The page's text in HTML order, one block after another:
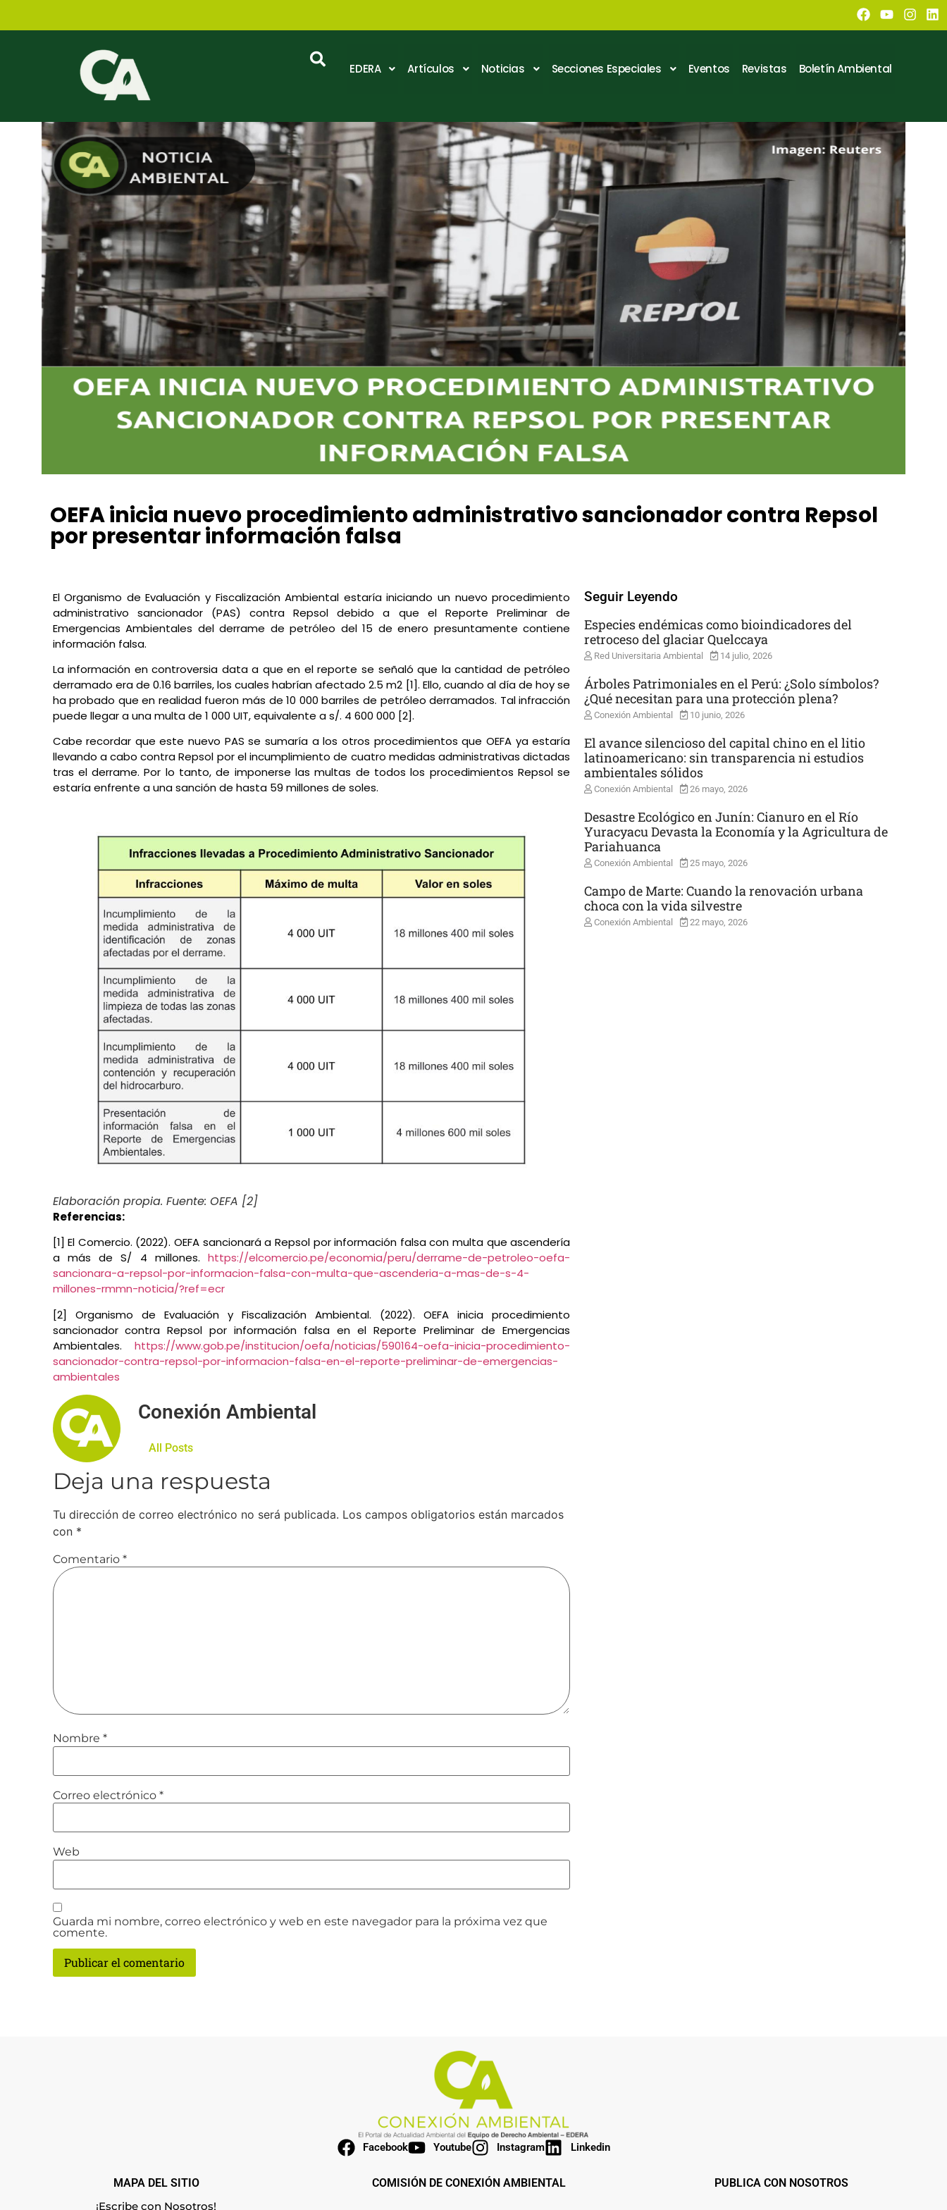
EDERA Artículos Noticias Secciones Especiales Eventos Revistas Boletín Ambiental
OEFA inicia nuevo procedimiento administrativo sancionador contra Repsol
por presentar información falsa
El Organismo de Evaluación y Fiscalización Ambiental estaría iniciando un nuevo procedimiento
administrativo sancionador (PAS) contra Repsol debido a que el Reporte Preliminar de
Emergencias Ambientales del derrame de petróleo del 15 de enero presuntamente contiene
información falsa.
La información en controversia data a que en el reporte se señaló que la cantidad de petróleo
derramado era de 0.16 barriles, los cuales habrían afectado 2.5 m2 [1]. Ello, cuando al día de hoy se
ha probado que en realidad fueron más de 10 000 barriles de petróleo derramados. Tal infracción
puede llegar a una multa de 1 000 UIT, equivalente a s/. 4 600 000 [2].
Cabe recordar que este nuevo PAS se sumaría a los otros procedimientos que OEFA ya estaría
llevando a cabo contra Repsol por el incumplimiento de cuatro medidas administrativas dictadas
tras el derrame. Por lo tanto, de imponerse las multas de todos los procedimientos Repsol se
estaría enfrente a una sanción de hasta 59 millones de soles.
Elaboración propia. Fuente: OEFA [2]
Referencias:
[1] El Comercio. (2022). OEFA sancionará a Repsol por información falsa con multa que ascendería
a más de S/ 4 millones.https://elcomercio.pe/economia/peru/derrame-de-petroleo-oefa-
sancionara-a-repsol-por-informacion-falsa-con-multa-que-ascenderia-a-mas-de-s-4-
millones-rmmn-noticia/?ref=ecr
[2] Organismo de Evaluación y Fiscalización Ambiental. (2022). OEFA inicia procedimiento
sancionador contra Repsol por información falsa en el Reporte Preliminar de Emergencias
Ambientales.https://www.gob.pe/institucion/oefa/noticias/590164-oefa-inicia-procedimiento-
sancionador-contra-repsol-por-informacion-falsa-en-el-reporte-preliminar-de-emergencias-
ambientales
Conexión Ambiental
All Posts
Deja una respuesta
Tu dirección de correo electrónico no será publicada. Los campos obligatorios están marcados
con *
Comentario *
Nombre *
Correo electrónico *
Web
Guarda mi nombre, correo electrónico y web en este navegador para la próxima vez que
comente.
Seguir Leyendo
Especies endémicas como bioindicadores del
retroceso del glaciar Quelccaya
Red Universitaria Ambiental 14 julio, 2026
Árboles Patrimoniales en el Perú: ¿Solo símbolos?
¿Qué necesitan para una protección plena?
Conexión Ambiental 10 junio, 2026
El avance silencioso del capital chino en el litio
latinoamericano: sin transparencia ni estudios
ambientales sólidos
Conexión Ambiental 26 mayo, 2026
Desastre Ecológico en Junín: Cianuro en el Río
Yuracyacu Devasta la Economía y la Agricultura de
Pariahuanca
Conexión Ambiental 25 mayo, 2026
Campo de Marte: Cuando la renovación urbana
choca con la vida silvestre
Conexión Ambiental 22 mayo, 2026
Facebook Youtube Instagram Linkedin
MAPA DEL SITIO
¡Escribe con Nosotros!
COMISIÓN DE CONEXIÓN AMBIENTAL PUBLICA CON NOSOTROS